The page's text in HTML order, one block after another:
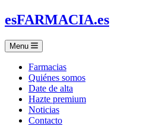
esFARMACIA.es
Menu
Farmacias
Quiénes somos
Date de alta
Hazte premium
Noticias
Contacto